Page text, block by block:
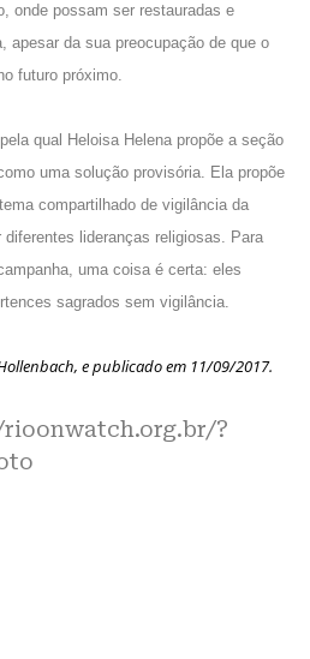
onde possam ser restauradas e
apesar da sua preocupação de que o
futuro próximo.
qual Heloisa Helena propõe a seção
uma solução provisória. Ela propõe
compartilhado de vigilância da
lideranças religiosas. Para
uma coisa é certa: eles
sagrados sem vigilância.
, e publicado em 11/09/2017.
?